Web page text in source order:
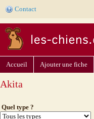
Contact
Accueil Ajouter une fiche
Akita
Quel type ?